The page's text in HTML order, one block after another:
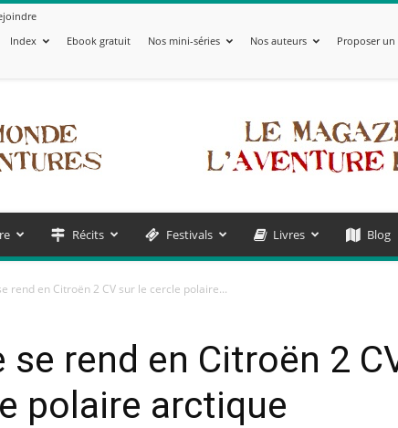
Index Ebook gratuit Nos mini-séries Nos auteurs Proposer un
Récits Festivals Livres Blog
rend en Citroën 2 CV sur le cercle polaire...
se rend en Citroën 2
polaire arctique